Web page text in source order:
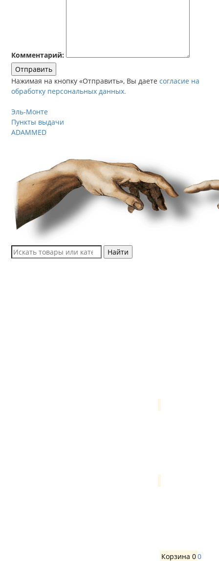
Комментарий:
Отправить
Нажимая на кнопку «Отправить», Вы даете согласие на
обработку персональных данных.
Эль-Монте
Пункты выдачи
ADAMMED
Найти
Корзина 00